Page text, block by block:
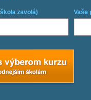
zavolá) Vaše